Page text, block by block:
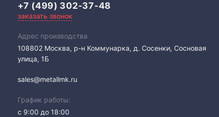
+7 (499) 302-37-48
заказать звонок
Адрес производства
108802​ Москва, р-н Коммунарка, д. Сосенки, Сосновая
улица, 1Б
sales@metallmk.ru
График работы:
с 9:00 до 18:00